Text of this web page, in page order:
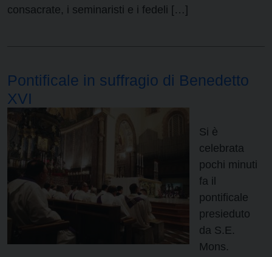
consacrate, i seminaristi e i fedeli […]
Pontificale in suffragio di Benedetto
XVI
Si è
celebrata
pochi minuti
fa il
pontificale
presieduto
da S.E.
Mons.